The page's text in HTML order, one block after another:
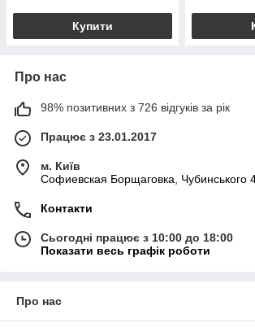
Купити
Про нас
98% позитивних з 726 відгуків за рік
Працює з 23.01.2017
м. Київ
Софиевская Борщаговка, Чубинського
Контакти
Сьогодні працює з 10:00 до 18:00
Показати весь графік роботи
Про нас